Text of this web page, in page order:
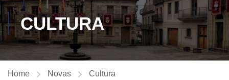
CULTURA
Home Novas Cultura